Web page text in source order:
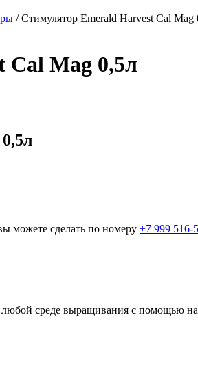
/Стимулятор Emerald Harvest Cal Mag
Cal Mag 0,5л
можете сделать по номеру +7 999 516-
среде выращивания с помощью